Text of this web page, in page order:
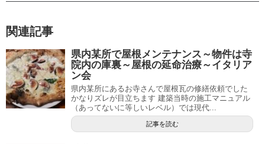
関連記事
県内某所で屋根メンテナンス～物件は寺
院内の庫裏～屋根の延命治療～イタリア
ン会
県内某所にあるお寺さんで屋根瓦の修繕依頼でした
かなりズレが目立ちます 建築当時の施工マニュアル
（あってないに等しいレベル）では現代...
記事を読む